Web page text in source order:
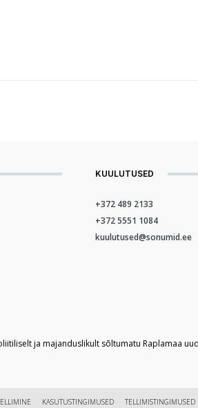
KUULUTUSED
+372 489 2133
+372 5551 1084
kuulutused@sonumid.ee
ja majanduslikult sõltumatu Raplamaa
KASUTUSTINGIMUSED TELLIMISTINGIMUSED